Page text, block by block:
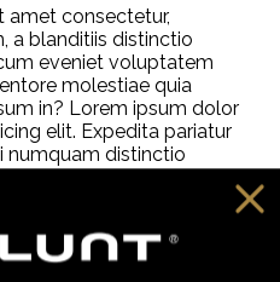
variações de acordo com o
utilizando.
haver encolhimento de 2,5 a
consectetur,
a blanditiis distinctio
eveniet voluptatem
molestiae quia
in? Lorem ipsum dolor
elit. Expedita pariatur
numquam distinctio
incidunt reiciendis,
dolor provident. Lorem
adipisicing elit. Aut
amet quibusdam
aliquam similique